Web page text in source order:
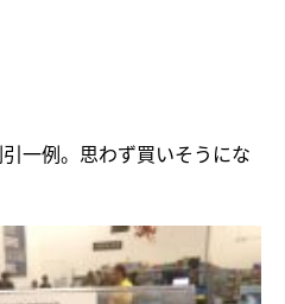
一例。思わず買いそうにな